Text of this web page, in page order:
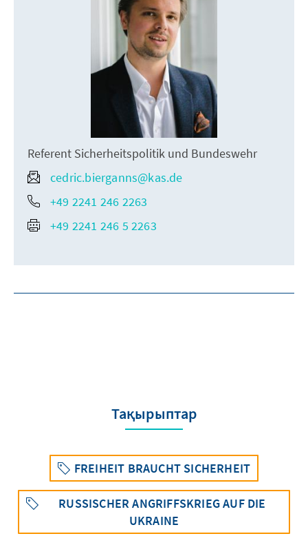
Referent Sicherheitspolitik und Bundeswehr
cedric.bierganns@kas.de
+49 2241 246 2263
+49 2241 246 5 2263
Тақырыптар
FREIHEIT BRAUCHT SICHERHEIT
RUSSISCHER ANGRIFFSKRIEG AUF DIE
UKRAINE